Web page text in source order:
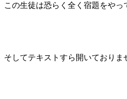
この生徒は恐らく全く宿題をやっ
そしてテキストすら開いておりま